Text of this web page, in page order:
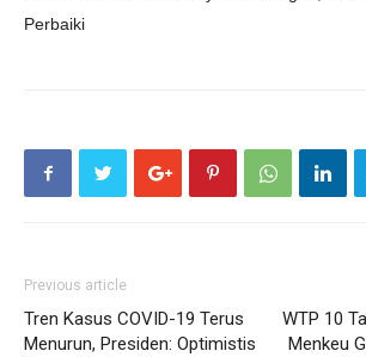
Perbaiki
Previous article
Tren Kasus COVID-19 Terus
Menurun, Presiden: Optimistis
WTP 10
Menkeu